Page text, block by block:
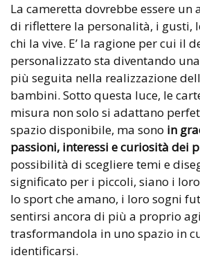
La cameretta dovrebbe essere un
di riflettere la personalità, i gusti,
chi la vive. E’ la ragione per cui il
personalizzato sta diventando
più seguita nella realizzazione
bambini. Sotto questa luce, le
misura non solo si adattano
spazio disponibile, ma sono in
passioni, interessi e curiosità dei
possibilità di scegliere temi e
significato per i piccoli, siano i
lo sport che amano, i loro sogni
sentirsi ancora di più a proprio
trasformandola in uno spazio in
identificarsi.